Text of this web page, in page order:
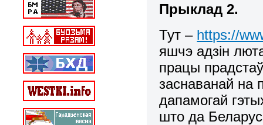
Прыклад 2.
Тут – https://
яшчэ адзін
працы
заснаванай на
дапамогай
што да